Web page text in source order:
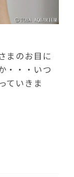
まのお目に
・・・いつ
ていきま